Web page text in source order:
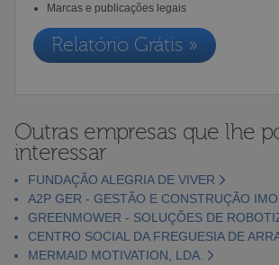
Marcas e publicações legais
Relatório Grátis »
Outras empresas que lhe
interessar
FUNDAÇÃO ALEGRIA DE VIVER
A2P GER - GESTÃO E CONSTRUÇÃO
GREENMOWER - SOLUÇÕES DE
CENTRO SOCIAL DA FREGUESIA DE
MERMAID MOTIVATION, LDA.